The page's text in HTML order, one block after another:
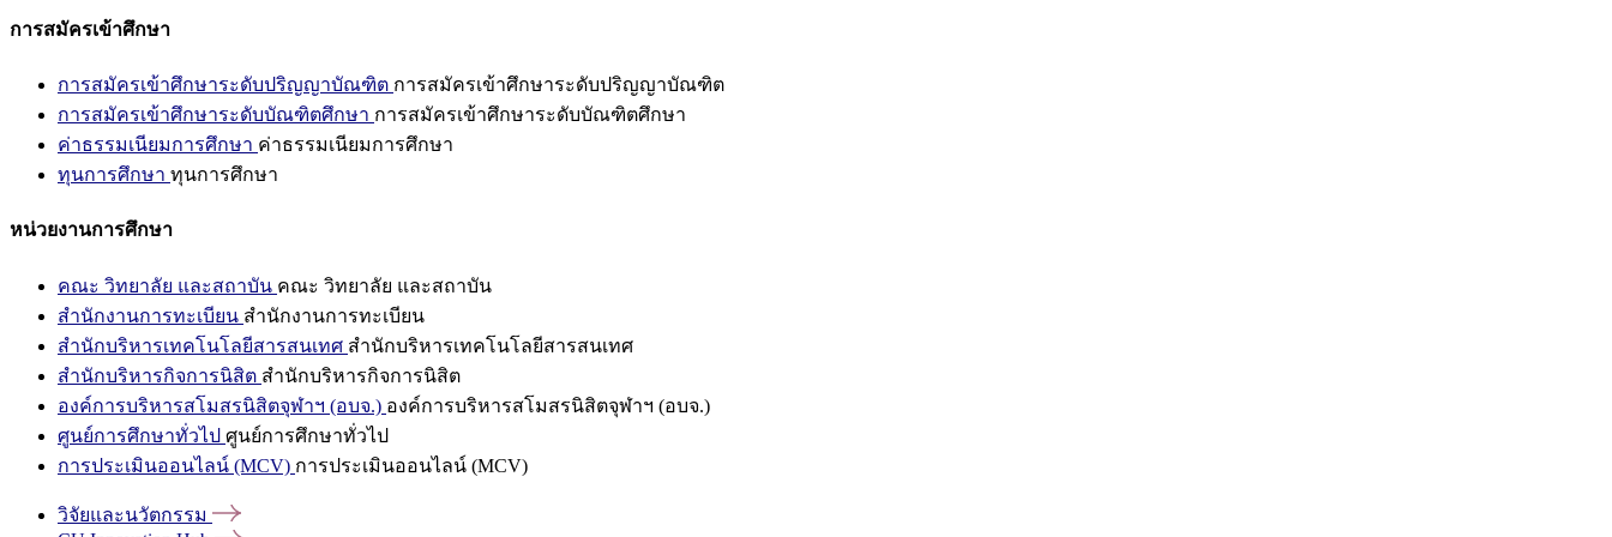
การสมัครเข้าศึกษา
การสมัครเข้าศึกษาระดับปริญญาบัณฑิต การสมัครเข้าศึกษาระดับปริญญาบัณฑิต
การสมัครเข้าศึกษาระดับบัณฑิตศึกษา การสมัครเข้าศึกษาระดับบัณฑิตศึกษา
ค่าธรรมเนียมการศึกษา ค่าธรรมเนียมการศึกษา
ทุนการศึกษา ทุนการศึกษา
หน่วยงานการศึกษา
คณะ วิทยาลัย และสถาบัน คณะ วิทยาลัย และสถาบัน
สำนักงานการทะเบียน สำนักงานการทะเบียน
สำนักบริหารเทคโนโลยีสารสนเทศ สำนักบริหารเทคโนโลยีสารสนเทศ
สำนักบริหารกิจการนิสิต สำนักบริหารกิจการนิสิต
องค์การบริหารสโมสรนิสิตจุฬาฯ (อบจ.) องค์การบริหารสโมสรนิสิตจุฬาฯ (อบจ.)
ศูนย์การศึกษาทั่วไป ศูนย์การศึกษาทั่วไป
การประเมินออนไลน์ (MCV) การประเมินออนไลน์ (MCV)
วิจัยและนวัตกรรม